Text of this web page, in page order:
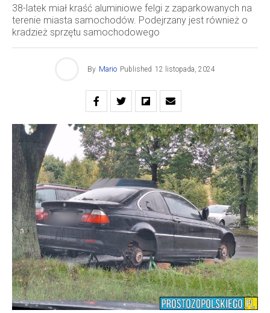
38-latek miał kraść aluminiowe felgi z zaparkowanych na
terenie miasta samochodów. Podejrzany jest również o
kradzież sprzętu samochodowego
By Mario Published 12 listopada, 2024